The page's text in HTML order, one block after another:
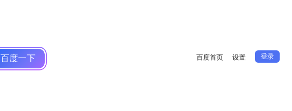
百度一下 百度首页 设置 登录